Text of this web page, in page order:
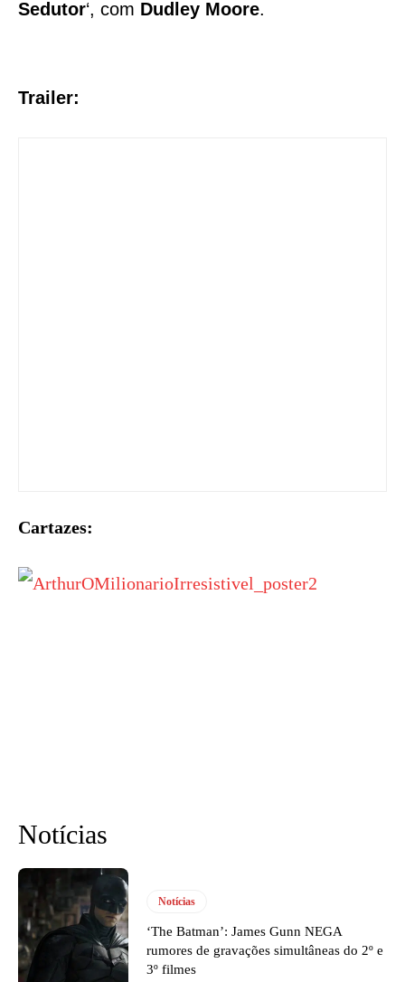
Sedutor‘, com Dudley Moore.
Trailer:
Cartazes:
Notícias
Notícias
‘The Batman’: James Gunn NEGA
rumores de gravações simultâneas do 2º e
3º filmes